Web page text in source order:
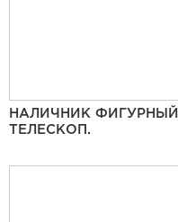
НАЛИЧНИК ФИГУРНЫЙ
ТЕЛЕСКОП.